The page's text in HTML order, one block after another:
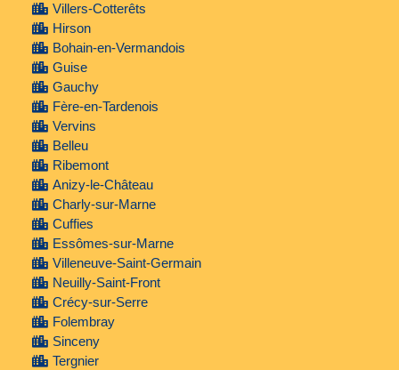
Villers-Cotterêts
Hirson
Bohain-en-Vermandois
Guise
Gauchy
Fère-en-Tardenois
Vervins
Belleu
Ribemont
Anizy-le-Château
Charly-sur-Marne
Cuffies
Essômes-sur-Marne
Villeneuve-Saint-Germain
Neuilly-Saint-Front
Crécy-sur-Serre
Folembray
Sinceny
Tergnier